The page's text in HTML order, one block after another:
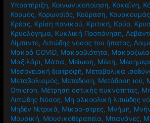
Υποστήριξη, Κοινωνικοποίηση, Κοκαϊνη,
Κορμός, Κορωνοϊός, Κούραση, Κουρκουμάς
Κρέας, Κρίση πανικού, Κριτική, Κρύο,
Κρυολόγημα, Κυκλική Προπόνηση,
Λίμπιντο, Λιπώδης νόσος του ήπατος,
Μακρά COVID, Μακροβιότητα, Μακροζωία
Μαξιλάρι, Μάτια, Μείωση, Μέση,
Μεσογειακή διατροφή, Μεταβολικά
Μεταβολισμός, Μετάδοση, Μετάδοση ιού,
Omicron, Μέτρηση οστικής πυκνότητας,
Λιπώδης Νόσος, Μη αλκοολική λιπώδης
Μηδέν Νιτρικά, Μικρο-στρες, Μνήμη,
Μουσική, Μουσικοθεραπεία, Μπανάνες,